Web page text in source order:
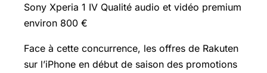
Sony Xperia 1 IV Qualité audio et vidéo premium
environ 800 €
Face à cette concurrence, les offres de Rakuten
sur l’iPhone en début de saison des promotions